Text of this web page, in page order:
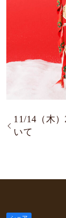
11/14（木
いて